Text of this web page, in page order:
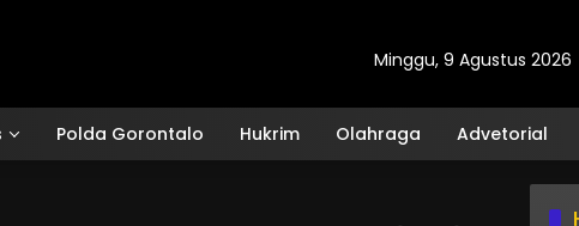
Minggu, 9 Agustus 2026
Polda Gorontalo Hukrim Olahraga Advetorial